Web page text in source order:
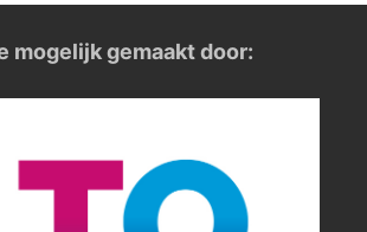
mogelijk gemaakt door: